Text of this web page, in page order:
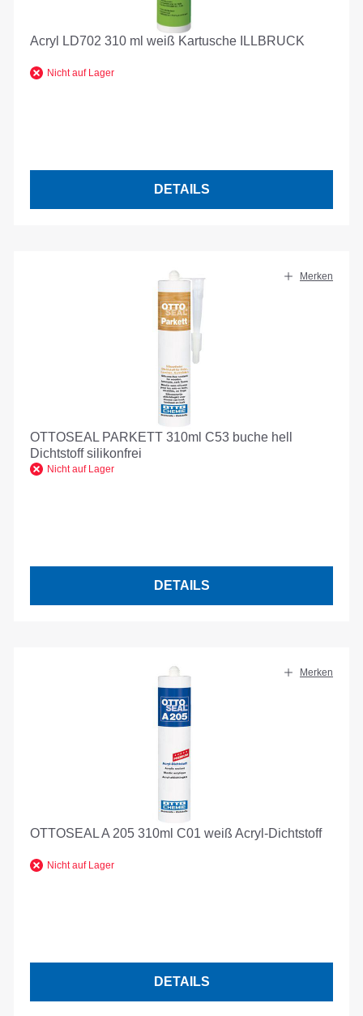
Acryl LD702 310 ml weiß Kartusche ILLBRUCK
Nicht auf Lager
DETAILS
Merken
OTTOSEAL PARKETT 310ml C53 buche hell
Dichtstoff silikonfrei
Nicht auf Lager
DETAILS
Merken
OTTOSEAL A 205 310ml C01 weiß Acryl-Dichtstoff
Nicht auf Lager
DETAILS